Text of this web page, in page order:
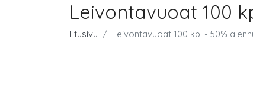
Leivontavuoat 100
Etusivu Leivontavuoat 100 kpl - 50%